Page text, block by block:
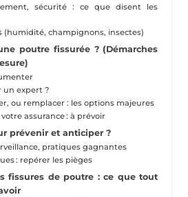
sécurité : ce que disent les
(humidité, champignons, insectes)
poutre fissurée ? (Démarches
un expert ?
ou remplacer : les options majeures
assurance : à prévoir
prévenir et anticiper ?
pratiques gagnantes
: repérer les pièges
fissures de poutre : ce que tout